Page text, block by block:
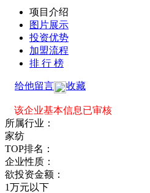
项目介绍
图片展示
投资优势
加盟流程
排 行 榜
给他留言 收藏
该企业基本信息已审核
所属行业：
家纺
TOP排名：
企业性质：
欲投资金额：
1万元以下